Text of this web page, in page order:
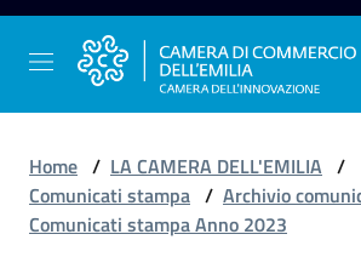
Vai al contenuto
Vai alla navigazione
Vai al footer
Home / LA CAMERA DELL'EMILIA /
Comunicati stampa / Archivio
Comunicati stampa Anno 2023